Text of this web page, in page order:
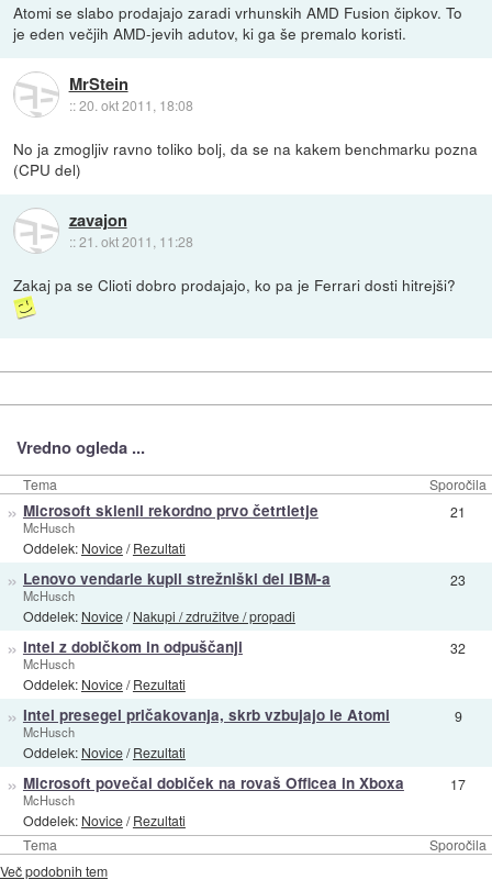
Atomi se slabo prodajajo zaradi vrhunskih AMD Fusion čipkov. To
je eden večjih AMD-jevih adutov, ki ga še premalo koristi.
MrStein
::20. okt 2011, 18:08
No ja zmogljiv ravno toliko bolj, da se na kakem benchmarku pozna
(CPU del)
zavajon
::21. okt 2011, 11:28
Zakaj pa se Clioti dobro prodajajo, ko pa je Ferrari dosti hitrejši?
Vredno ogleda ...
Tema Sporočila
Tema Sporočila
» Microsoft sklenil rekordno prvo četrtletje
McHusch
Oddelek: Novice/Rezultati
21
» Lenovo vendarle kupil strežniški del IBM-a
McHusch
Oddelek: Novice/Nakupi / združitve / propadi
23
» Intel z dobičkom in odpuščanji
McHusch
Oddelek: Novice/Rezultati
32
» Intel presegel pričakovanja, skrb vzbujajo le Atomi
McHusch
Oddelek: Novice/Rezultati
9
» Microsoft povečal dobiček na rovaš Officea in Xboxa
McHusch
Oddelek: Novice/Rezultati
17
Več podobnih tem